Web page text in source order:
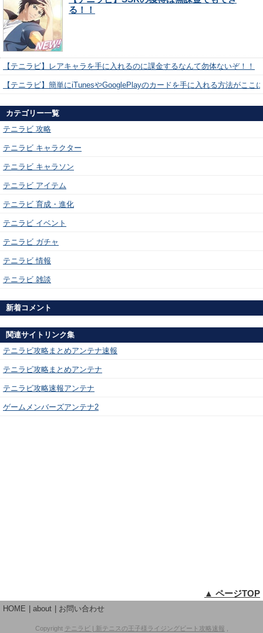
る！！
【テニラビ】レアキャラを手に入れるのに課金するなんて勿体ないぞ！！
【テニラビ】簡単にiTunesやGooglePlayのカードを手に入れる方法がここ
カテゴリー一覧
テニラビ 攻略
テニラビ キャラクター
テニラビ キャラソン
テニラビ アイテム
テニラビ 育成・進化
テニラビ イベント
テニラビ ガチャ
テニラビ 情報
テニラビ 雑談
新着コメント
関連サイトリンク集
テニラビ攻略まとめアンテナ速報
テニラビ攻略まとめアンテナ
テニラビ攻略速報アンテナ
ゲームメンバーズアンテナ2
▲ ページTOP
HOME about お問い合わせ
Copyright テニラビ | 新テニスの王子様ライジングビート攻略速報